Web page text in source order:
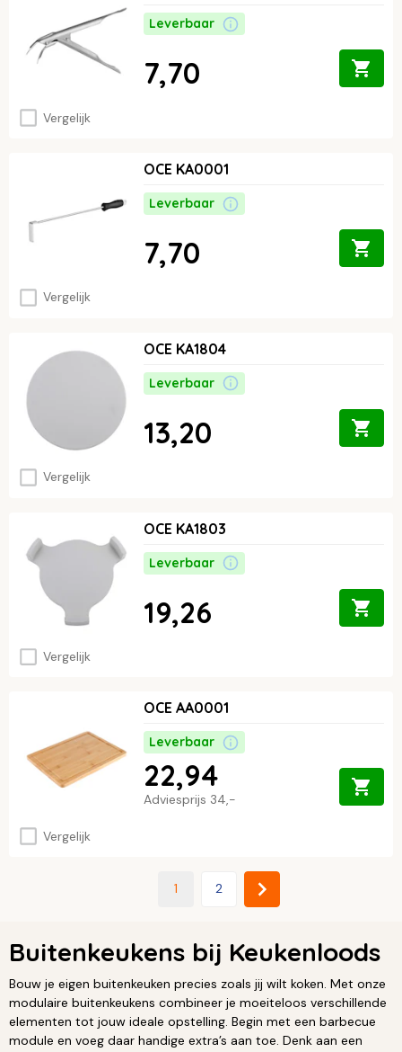
Vergelijk
Leverbaar
7,70
Vergelijk
OCE KA0001
Leverbaar
7,70
Vergelijk
OCE KA1804
Leverbaar
13,20
Vergelijk
OCE KA1803
Leverbaar
19,26
Vergelijk
OCE AA0001
Leverbaar
Adviesprijs 34,-
22,94
1 2
Buitenkeukens bij Keukenloods
Bouw je eigen buitenkeuken precies zoals jij wilt koken. Met onze
modulaire buitenkeukens combineer je moeiteloos verschillende
elementen tot jouw ideale opstelling. Begin met een barbecue
module en voeg daar handige extra’s aan toe. Denk aan een